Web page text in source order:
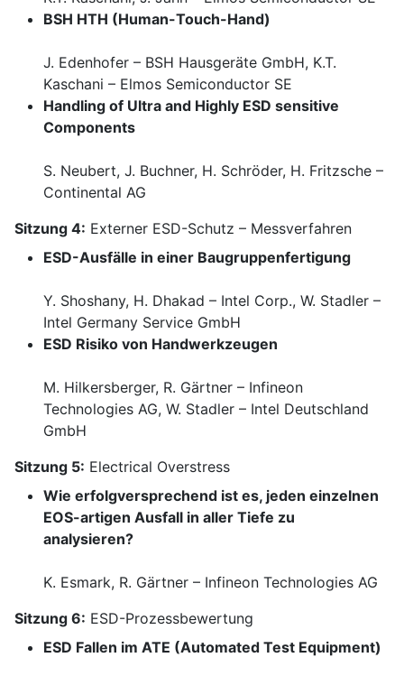
BSH HTH (Human-Touch-Hand)
J. Edenhofer – BSH Hausgeräte GmbH, K.T.
Kaschani – Elmos Semiconductor SE
Handling of Ultra and Highly ESD sensitive
Components
S. Neubert, J. Buchner, H. Schröder, H. Fritzsche –
Continental AG
Sitzung 4: Externer ESD-Schutz – Messverfahren
ESD-Ausfälle in einer Baugruppenfertigung
Y. Shoshany, H. Dhakad – Intel Corp., W. Stadler –
Intel Germany Service GmbH
ESD Risiko von Handwerkzeugen
M. Hilkersberger, R. Gärtner – Infineon
Technologies AG, W. Stadler – Intel Deutschland
GmbH
Sitzung 5: Electrical Overstress
Wie erfolgversprechend ist es, jeden einzelnen
EOS-artigen Ausfall in aller Tiefe zu
analysieren?
K. Esmark, R. Gärtner – Infineon Technologies AG
Sitzung 6: ESD-Prozessbewertung
ESD Fallen im ATE (Automated Test Equipment)